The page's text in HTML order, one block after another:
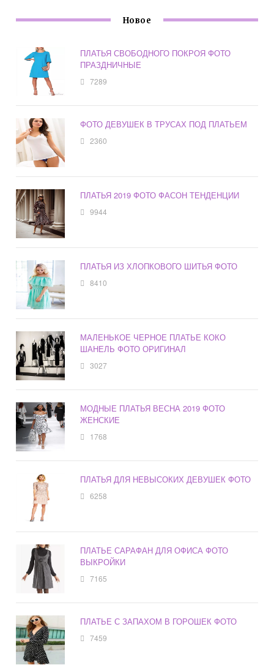
Новое
ПЛАТЬЯ СВОБОДНОГО ПОКРОЯ ФОТО
ПРАЗДНИЧНЫЕ
7289
ФОТО ДЕВУШЕК В ТРУСАХ ПОД ПЛАТЬЕМ
2360
ПЛАТЬЯ 2019 ФОТО ФАСОН ТЕНДЕНЦИИ
9944
ПЛАТЬЯ ИЗ ХЛОПКОВОГО ШИТЬЯ ФОТО
8410
МАЛЕНЬКОЕ ЧЕРНОЕ ПЛАТЬЕ КОКО
ШАНЕЛЬ ФОТО ОРИГИНАЛ
3027
МОДНЫЕ ПЛАТЬЯ ВЕСНА 2019 ФОТО
ЖЕНСКИЕ
1768
ПЛАТЬЯ ДЛЯ НЕВЫСОКИХ ДЕВУШЕК ФОТО
6258
ПЛАТЬЕ САРАФАН ДЛЯ ОФИСА ФОТО
ВЫКРОЙКИ
7165
ПЛАТЬЕ С ЗАПАХОМ В ГОРОШЕК ФОТО
7459